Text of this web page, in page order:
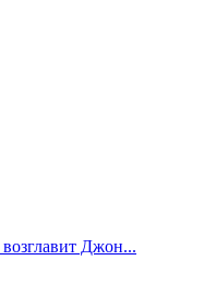
Джон...